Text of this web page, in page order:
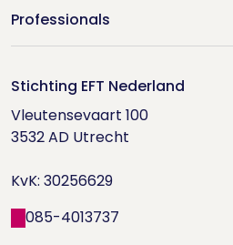
Vind jouw therapeut
Videoportal
Doe de relatietest
Houd me Vast-bijeenkomsten
Professionals
Trainingen
Supervisorenlijst
Nieuwsbrief ontvangen?
Wetenschappelijk onderzoek
Stichting EFT Nederland
Vleutensevaart 100
3532 AD Utrecht
KvK: 30256629
085-4013737